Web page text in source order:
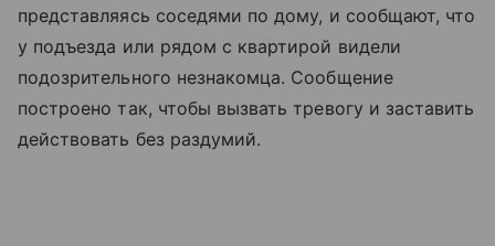
представляясь соседями по дому, и сообщают, что
у подъезда или рядом с квартирой видели
подозрительного незнакомца. Сообщение
построено так, чтобы вызвать тревогу и заставить
действовать без раздумий.